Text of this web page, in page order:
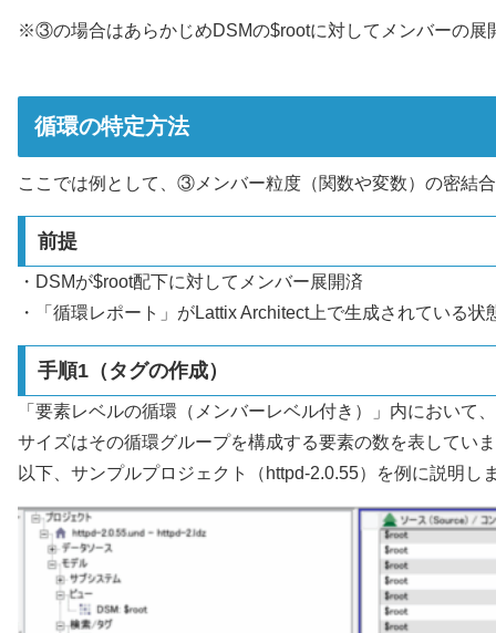
※③の場合はあらかじめDSMの$rootに対してメンバーの展
循環の特定方法
ここでは例として、③メンバー粒度（関数や変数）の密結
前提
・DSMが$root配下に対してメンバー展開済
・「循環レポート」がLattix Architect上で生成されている状
手順1（タグの作成）
「要素レベルの循環（メンバーレベル付き）」内におい
サイズはその循環グループを構成する要素の数を表してい
以下、サンプルプロジェクト（httpd-2.0.55）を例に説明し